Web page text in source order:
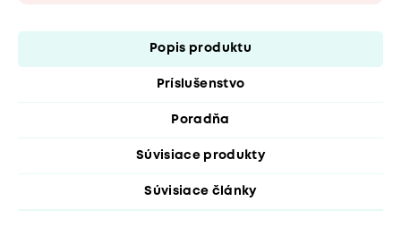
Popis produktu
Príslušenstvo
Poradňa
Súvisiace produkty
Súvisiace články